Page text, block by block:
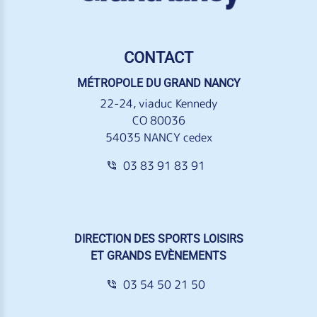
CONTACT
MÉTROPOLE DU GRAND NANCY
22-24, viaduc Kennedy
CO 80036
54035 NANCY cedex
03 83 91 83 91
DIRECTION DES SPORTS LOISIRS
ET GRANDS EVÈNEMENTS
03 54 50 21 50